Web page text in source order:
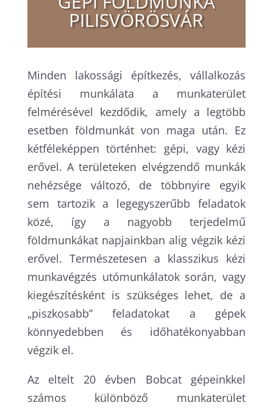
PILISVÖRÖSVÁR
Minden lakossági építkezés, vállalkozás
építési munkálata a munkaterület
felmérésével kezdődik, amely a legtöbb
esetben földmunkát von maga után. Ez
kétféleképpen történhet: gépi, vagy kézi
erővel. A területeken elvégzendő munkák
nehézsége változó, de többnyire egyik
sem tartozik a legegyszerűbb feladatok
közé, így a nagyobb terjedelmű
földmunkákat napjainkban alig végzik kézi
erővel. Természetesen a klasszikus kézi
munkavégzés utómunkálatok során, vagy
kiegészítésként is szükséges lehet, de a
„piszkosabb” feladatokat a gépek
könnyedebben és időhatékonyabban
végzik el.
Az eltelt 20 évben Bobcat gépeinkkel
számos különböző munkaterület